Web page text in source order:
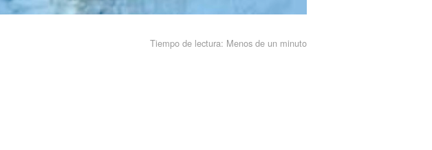
Tiempo de lectura: Menos de un minuto